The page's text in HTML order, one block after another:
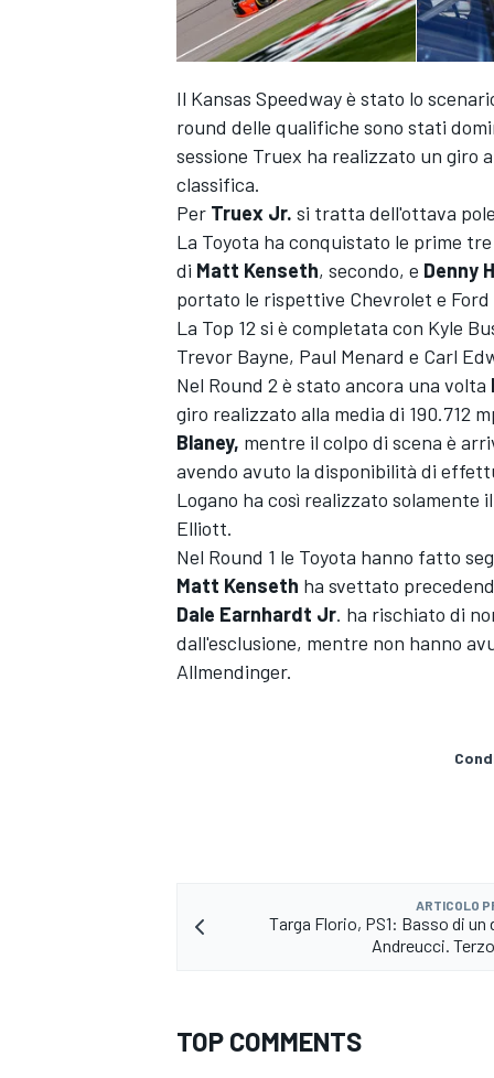
MONOPOSTO
Il Kansas Speedway è stato lo
round delle qualifiche sono stati
sessione Truex ha realizzato un giro
classifica.
Per Truex Jr. si tratta dell'ottava
La Toyota ha conquistato le prime
di Matt Kenseth, secondo, e Denny
portato le rispettive Chevrolet e
La Top 12 si è completata con Kyle
Trevor Bayne, Paul Menard e Carl
Nel Round 2 è stato ancora una volta
giro realizzato alla media di 190.712
Blaney, mentre il colpo di scena è
avendo avuto la disponibilità di
Logano ha così realizzato solamente
Elliott.
Nel Round 1 le Toyota hanno fatto
Matt Kenseth ha svettato
Dale Earnhardt Jr. ha rischiato di
dall'esclusione, mentre non hanno
Allmendinger.
ARTICOLO
Targa Florio, PS1: Basso di un
Andreucci.
TOP COMMENTS